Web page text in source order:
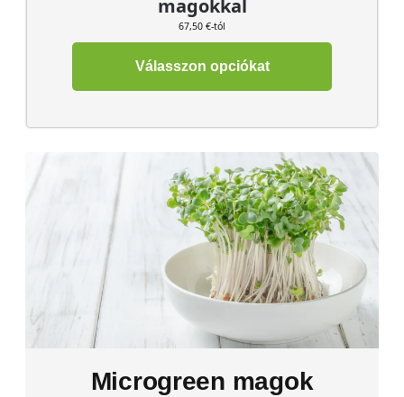
magokkal
67,50 €-tól
Válasszon opciókat
Microgreen magok